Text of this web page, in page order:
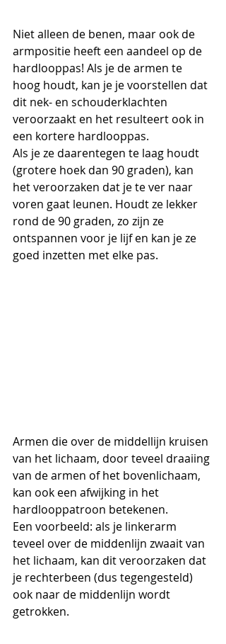
Niet alleen de benen, maar ook de
armpositie heeft een aandeel op de
hardlooppas! Als je de armen te
hoog houdt, kan je je voorstellen dat
dit nek- en schouderklachten
veroorzaakt en het resulteert ook in
een kortere hardlooppas.
Als je ze daarentegen te laag houdt
(grotere hoek dan 90 graden), kan
het veroorzaken dat je te ver naar
voren gaat leunen. Houdt ze lekker
rond de 90 graden, zo zijn ze
ontspannen voor je lijf en kan je ze
goed inzetten met elke pas.
Armen die over de middellijn kruisen
van het lichaam, door teveel draaiing
van de armen of het bovenlichaam,
kan ook een afwijking in het
hardlooppatroon betekenen.
Een voorbeeld: als je linkerarm
teveel over de middenlijn zwaait van
het lichaam, kan dit veroorzaken dat
je rechterbeen (dus tegengesteld)
ook naar de middenlijn wordt
getrokken.